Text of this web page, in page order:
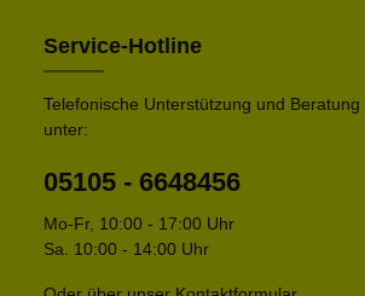
Service-Hotline
Telefonische Unterstützung und Beratung
unter:
05105 - 6648456
Mo-Fr, 10:00 - 17:00 Uhr
Sa. 10:00 - 14:00 Uhr